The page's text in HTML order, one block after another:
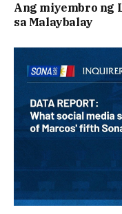
Ang miyembro ng
sa Malaybalay